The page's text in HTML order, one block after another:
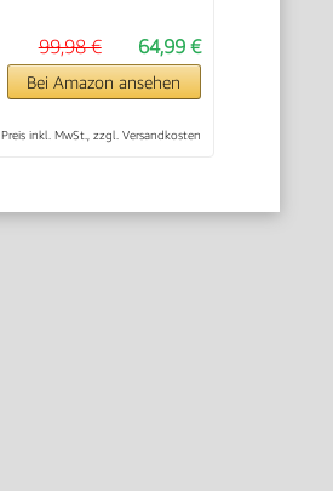
64,99 €
99,98 €
Bei Amazon ansehen
Preis inkl. MwSt., zzgl. Versandkosten